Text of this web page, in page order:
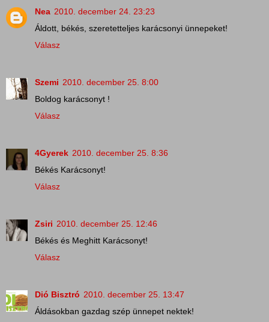
Nea 2010. december 24. 23:23
Áldott, békés, szeretetteljes karácsonyi ünnepeket!
Válasz
Szemi 2010. december 25. 8:00
Boldog karácsonyt !
Válasz
4Gyerek 2010. december 25. 8:36
Békés Karácsonyt!
Válasz
Zsiri 2010. december 25. 12:46
Békés és Meghitt Karácsonyt!
Válasz
Dió Bisztró 2010. december 25. 13:47
Áldásokban gazdag szép ünnepet nektek!